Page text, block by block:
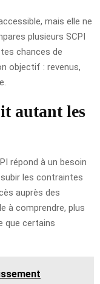
mais elle ne
plusieurs SCPI
chances de
objectif : revenus,
autant les
répond à un besoin
les contraintes
auprès des
à comprendre, plus
que certains